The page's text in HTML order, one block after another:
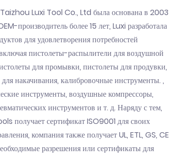
Luxi Tool Co., Ltd была основана в 2003
производитель более 15 лет, Luxi разработала
для удовлетворения потребностей
пистолеты-распылители для воздушной
для промывки, пистолеты для продувки,
накачивания, калибровочные инструменты. ,
инструменты, воздушные компрессоры,
инструментов и т. д. Наряду с тем,
получает сертификат ISO9001 для своих
компания также получает UL, ETL, GS, CE
разрешения или сертификаты для